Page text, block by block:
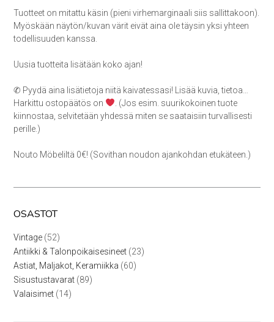
Tuotteet on mitattu käsin (pieni virhemarginaali siis sallittakoon).
Myöskään näytön/kuvan värit eivät aina ole täysin yksi yhteen
todellisuuden kanssa.
Uusia tuotteita lisätään koko ajan!
✆ Pyydä aina lisätietoja niitä kaivatessasi! Lisää kuvia, tietoa…
Harkittu ostopäätös on
. (Jos esim. suurikokoinen tuote
kiinnostaa, selvitetään yhdessä miten se saataisiin turvallisesti
perille.)
Nouto Möbeliltä 0€! (Sovithan noudon ajankohdan etukäteen.)
OSASTOT
Vintage 5252
tuotetta
Antiikki & Talonpoikaisesineet 2323
Astiat, Maljakot, Keramiikka 6060
Sisustustavarat 8989
Valaisimet 1414